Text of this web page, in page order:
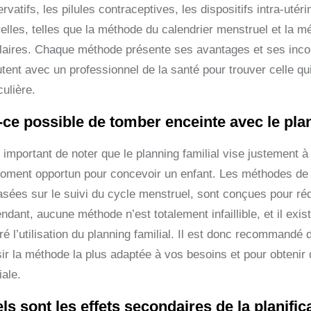
les pilules contraceptives, les dispositifs intra-
telles que la méthode du calendrier menstruel et la
Chaque méthode présente ses avantages et ses
avec un professionnel de la santé pour trouver celle
possible de tomber enceinte avec le
de noter que le planning familial vise justement
opportun pour concevoir un enfant. Les méthodes
sur le suivi du cycle menstruel, sont conçues pour
aucune méthode n’est totalement infaillible, et il
l’utilisation du planning familial. Il est donc
la méthode la plus adaptée à vos besoins et pour
sont les effets secondaires de la